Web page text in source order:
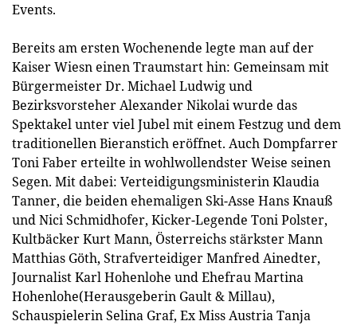
Events.
Bereits am ersten Wochenende legte man auf der
Kaiser Wiesn einen Traumstart hin: Gemeinsam mit
Bürgermeister Dr. Michael Ludwig und
Bezirksvorsteher Alexander Nikolai wurde das
Spektakel unter viel Jubel mit einem Festzug und dem
traditionellen Bieranstich eröffnet. Auch Dompfarrer
Toni Faber erteilte in wohlwollendster Weise seinen
Segen. Mit dabei: Verteidigungsministerin Klaudia
Tanner, die beiden ehemaligen Ski-Asse Hans Knauß
und Nici Schmidhofer, Kicker-Legende Toni Polster,
Kultbäcker Kurt Mann, Österreichs stärkster Mann
Matthias Göth, Strafverteidiger Manfred Ainedter,
Journalist Karl Hohenlohe und Ehefrau Martina
Hohenlohe(Herausgeberin Gault & Millau),
Schauspielerin Selina Graf, Ex Miss Austria Tanja